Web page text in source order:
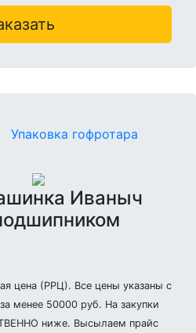
Упаковка гофротара
Иваныч
цена (РРЦ). Все цены указаны с
менее 50000 руб. На закупки
ниже. Высылаем прайс